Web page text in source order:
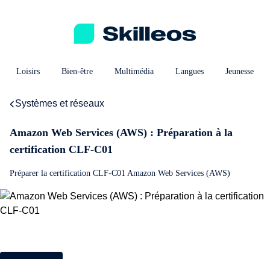
Loisirs Bien-être Multimédia Langues Jeunesse
Systèmes et réseaux
Amazon Web Services (AWS) : Préparation à la
certification CLF-C01
Préparer la certification CLF-C01 Amazon Web Services (AWS)